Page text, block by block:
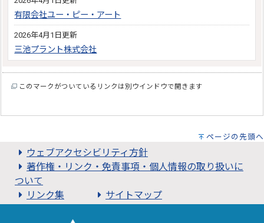
有限会社ユー・ピー・アート
2026年4月1日更新
三池プラント株式会社
このマークがついているリンクは別ウインドウで開きます
ページの先頭へ
ウェブアクセシビリティ方針
著作権・リンク・免責事項・個人情報の取り扱いに
ついて
リンク集
サイトマップ